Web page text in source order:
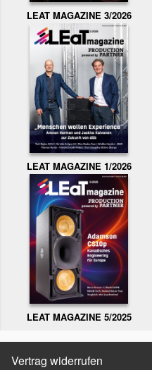
LEAT MAGAZINE 3/2026
LEAT MAGAZINE 1/2026
LEAT MAGAZINE 5/2025
Vertrag widerrufen